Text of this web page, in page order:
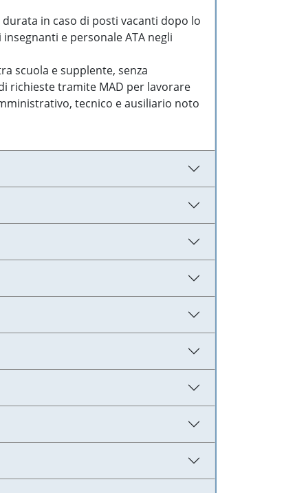
in caso di posti vacanti dopo lo
e personale ATA negli
scuola e supplente, senza
richieste tramite MAD per lavorare
tecnico e ausiliario noto